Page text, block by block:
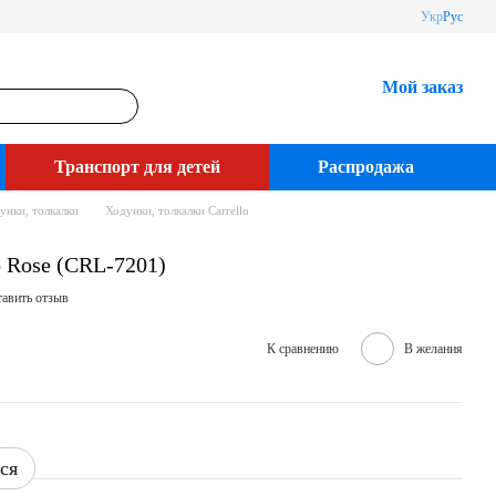
УкрРус
Мой заказ
Транспорт для детей Распродажа
толкалки Ходунки, толкалки Carrello
(CRL-7201)
отзыв
К сравнению В желания